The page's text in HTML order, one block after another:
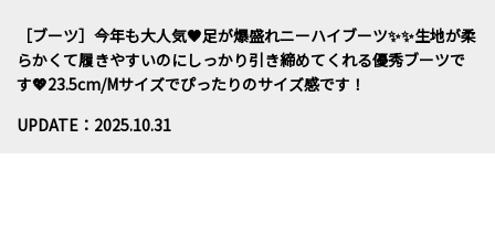
［ブーツ］今年も大人気🖤足が爆盛れニーハイブーツ✨✨生地が柔
らかくて履きやすいのにしっかり引き締めてくれる優秀ブーツで
す💖23.5cm/Mサイズでぴったりのサイズ感です！
UPDATE：2025.10.31